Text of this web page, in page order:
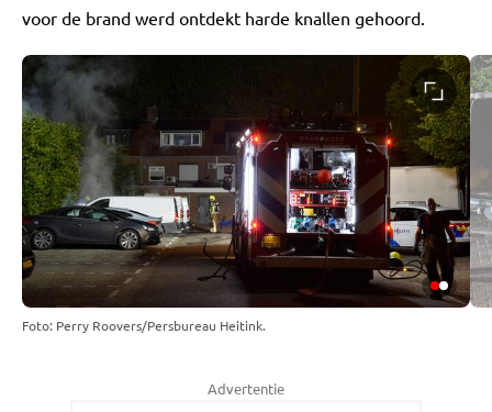
voor de brand werd ontdekt harde knallen gehoord.
Foto: Perry Roovers/Persbureau Heitink.
Advertentie